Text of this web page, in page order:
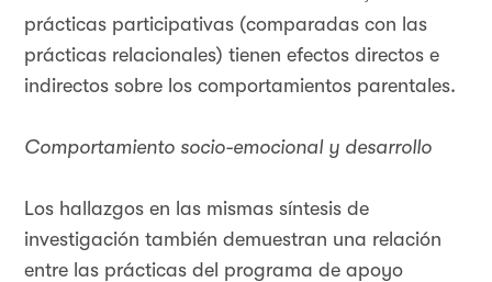
prácticas participativas (comparadas con las
prácticas relacionales) tienen efectos directos e
indirectos sobre los comportamientos parentales.
Comportamiento socio-emocional y desarrollo
Los hallazgos en las mismas síntesis de
investigación también demuestran una relación
entre las prácticas del programa de apoyo